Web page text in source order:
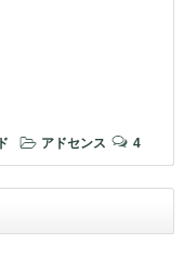
アドセンス 4